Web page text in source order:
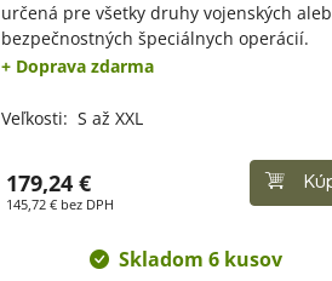
určená pre všetky druhy vojenských
bezpečnostných špeciálnych operácií.
+ Doprava zdarma
Veľkosti: S až XXL
179,24 €
145,72 € bez DPH
Skladom 6 kusov